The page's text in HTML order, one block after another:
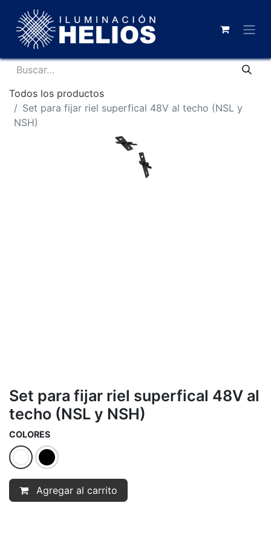
Todos los productos
Set para fijar riel superfical 48V al techo (NSL y
NSH)
Set para fijar riel superfical 48V al
techo (NSL y NSH)
COLORES
Agregar al carrito